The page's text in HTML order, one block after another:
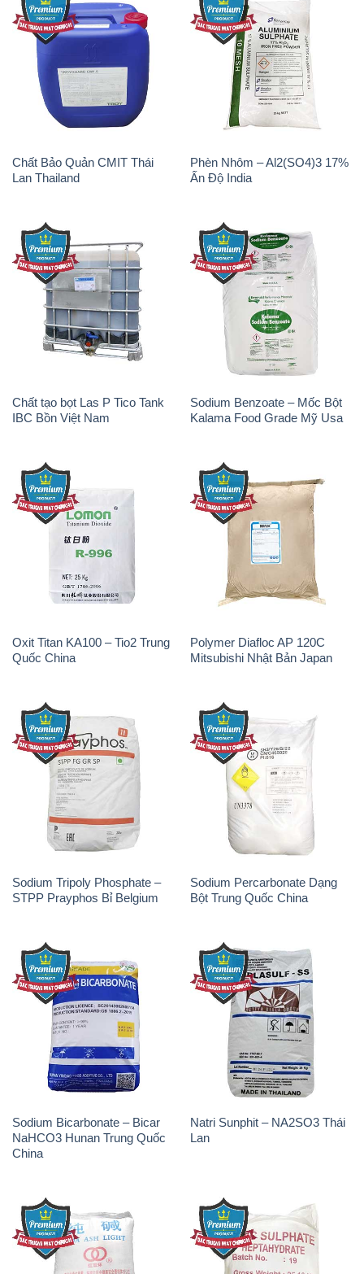
Chất tạo bọt Las P Tico Tank
IBC Bồn Việt Nam
Sodium Benzoate – Mốc Bột
Kalama Food Grade Mỹ Usa
Oxit Titan KA100 – Tio2 Trung
Quốc China
Polymer Diafloc AP 120C
Mitsubishi Nhật Bản Japan
Sodium Tripoly Phosphate –
STPP Prayphos Bỉ Belgium
Sodium Percarbonate Dạng
Bột Trung Quốc China
Sodium Bicarbonate – Bicar
NaHCO3 Hunan Trung Quốc
Natri Sunphit – NA2SO3 Thái
Soda Ash Light – NA2CO3 2
Vòng Tròn Hubei Shuanghuan
Kẽm Sunfat – ZNSO4.7H2O
Ấn Độ India